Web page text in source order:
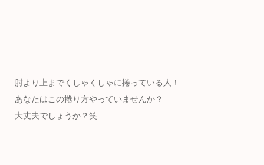
肘より上までくしゃくしゃに捲っている人！
あなたはこの捲り方やっていませんか？
大丈夫でしょうか？笑